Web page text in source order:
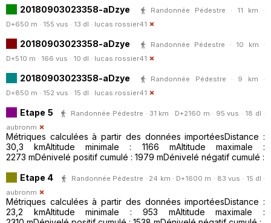
20180903023358-aDzye
Randonnée Pédestre · 11 km ·
D+650 m · 155 vus · 13 dl · lucas.rossier41
20180903023358-aDzye
Randonnée Pédestre · 10 km ·
D+510 m · 166 vus · 10 dl · lucas.rossier41
20180903023358-aDzye
Randonnée Pédestre · 9 km ·
D+850 m · 152 vus · 15 dl · lucas.rossier41
Etape 5
Randonnée Pédestre · 31 km · D+2160 m · 95 vus · 18 dl ·
aubronm
Métriques calculées à partir des données importéesDistance :
30,3 kmAltitude minimale : 1166 mAltitude maximale :
2273 mDénivelé positif cumulé : 1979 mDénivelé négatif cumulé :
Etape 4
Randonnée Pédestre · 24 km · D+1600 m · 83 vus · 15 dl ·
aubronm
Métriques calculées à partir des données importéesDistance :
23,2 kmAltitude minimale : 953 mAltitude maximale :